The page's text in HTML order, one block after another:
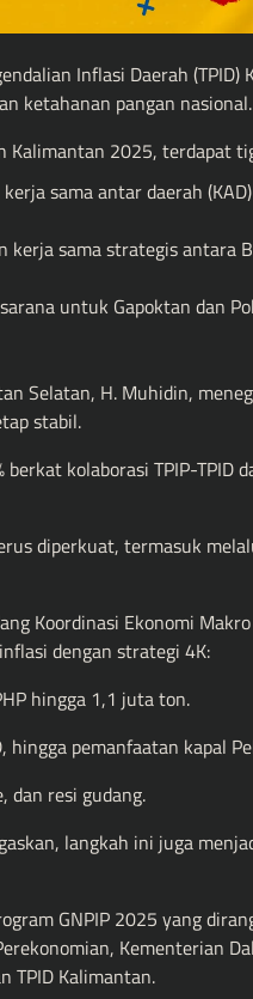
Inflasi Daerah
ketahanan pangan nasional.
Kalimantan 2025, terdapat
sama antar daerah
sama strategis antara
untuk Gapoktan dan
Selatan, H. Muhidin,
stabil.
kolaborasi TPIP-TPID
diperkuat, termasuk
Koordinasi Ekonomi
dengan strategi 4K:
hingga 1,1 juta ton.
hingga pemanfaatan kapal
dan resi gudang.
langkah ini juga
GNPIP 2025 yang
Kementerian
TPID Kalimantan.